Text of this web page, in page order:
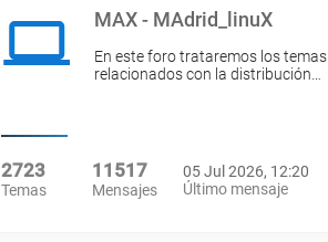
MAX - MAdrid_linuX
En este foro trataremos los temas
relacionados con la distribución…
2723
Temas
11517
Mensajes
05 Jul 2026, 12:20
Último mensaje